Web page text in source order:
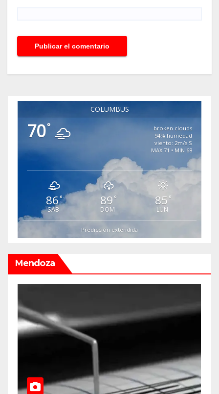
COLUMBUS
70°
broken clouds
94% humedad
viento: 2m/s S
MAX 71 • MIN 68
86 °
SAB
89 °
DOM
85 °
LUN
Predicción extendida
Mendoza